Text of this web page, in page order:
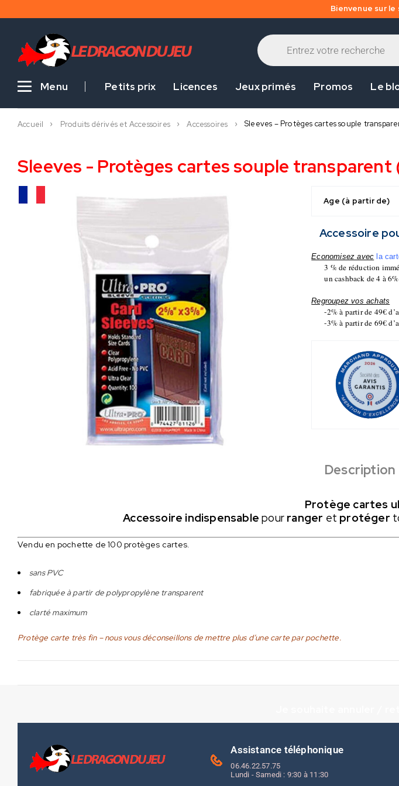
Bienvenue sur
Menu Petits prix Licences Jeux primés Promos Le
Accueil Produits dérivés et Accessoires Accessoires Sleeves – Protèges cartes souple
Sleeves - Protèges cartes souple transparent
Age (à partir de)
Accessoire
Economisez avec la
3 % de réduction
un cashback de 4 à 6%
Regroupez vos achats
-2% à partir de 49€
-3% à partir de 69€
Description
Protège cartes
Accessoire indispensable pour ranger et protéger
Vendu en pochette de 100 protèges cartes.
sans PVC
fabriquée à partir de polypropylène transparent
clarté maximum
Protège carte très fin – nous vous déconseillons de mettre plus d’une carte par pochette.
Assistance téléphonique
06.46.22.57.75
Lundi - Samedi : 9:30 à 11:30